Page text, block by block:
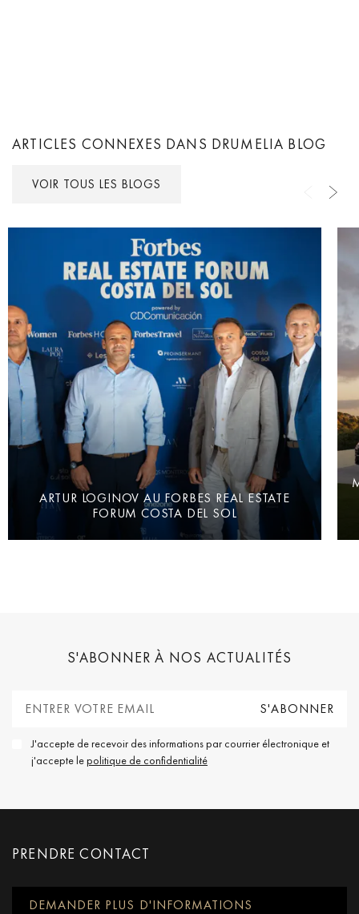
ARTICLES CONNEXES DANS DRUMELIA BLOG
VOIR TOUS LES BLOGS
ARTUR LOGINOV AU FORBES REAL ESTATE
FORUM COSTA DEL SOL
S'ABONNER À NOS ACTUALITÉS
J'accepte de recevoir des informations par courrier électronique et
j'accepte lepolitique de confidentialité
PRENDRE CONTACT
DEMANDER PLUS D'INFORMATIONS